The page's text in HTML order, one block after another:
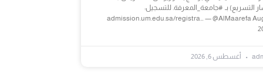
التسريع) بـ #جامعة_المعرفة. للتسجيل:
admission.um.edu.sa/registra… — @AlMaarefa
أغسطس 6, 2026